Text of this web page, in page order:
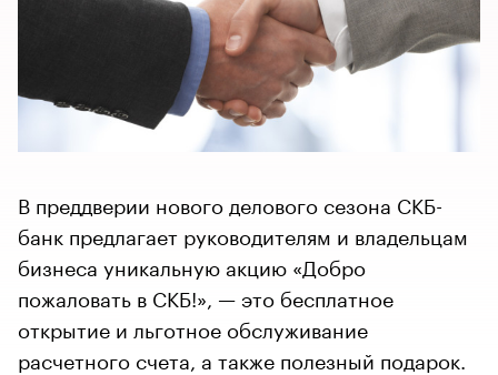
В преддверии нового делового сезона СКБ-
банк предлагает руководителям и владельцам
бизнеса уникальную акцию «Добро
пожаловать в СКБ!», — это бесплатное
открытие и льготное обслуживание
расчетного счета, а также полезный подарок.